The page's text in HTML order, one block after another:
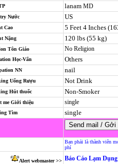
lanam MD
Nước US
Cao 5 Feet 4 Inches
Nặng 120 lbs (55 kg)
Tôn Giáo No Religion
Học-Vấn Others
NN nail
Uống Rượu Not Drink
Hút thuốc Non-Smoker
me Giới thiệu single
Tìm single
Bạn phải là thành viên
phí
Alert webmaster >> Báo Cáo Lạm